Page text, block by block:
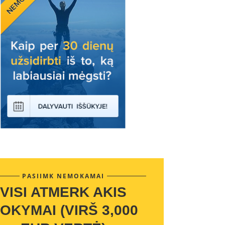
PASIIMK NEMOKAMAI
VISI ATMERK AKIS
(VIRŠ 3,000